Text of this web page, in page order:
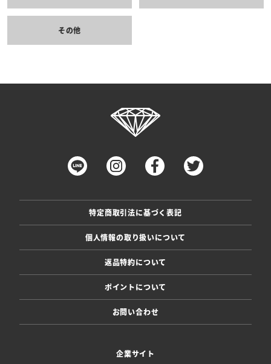
その他
特定商取引法に基づく表記
個人情報の取り扱いについて
返品特約について
ポイントについて
お問い合わせ
企業サイト